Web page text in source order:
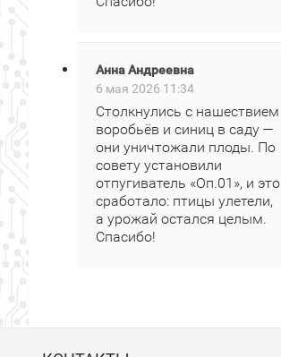
Анна Андреевна
6 мая 2026 11:34
Столкнулись с нашествием
воробьёв и синиц в саду —
они уничтожали плоды. По
совету установили
отпугиватель «Оп.01», и это
сработало: птицы улетели,
а урожай остался целым.
Спасибо!